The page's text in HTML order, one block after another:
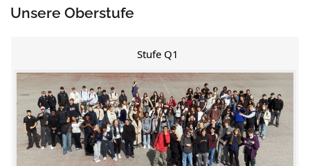
Unsere Oberstufe
Stufe Q1